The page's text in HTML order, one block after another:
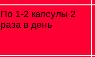
По 1-2 капсулы 2
раза в день